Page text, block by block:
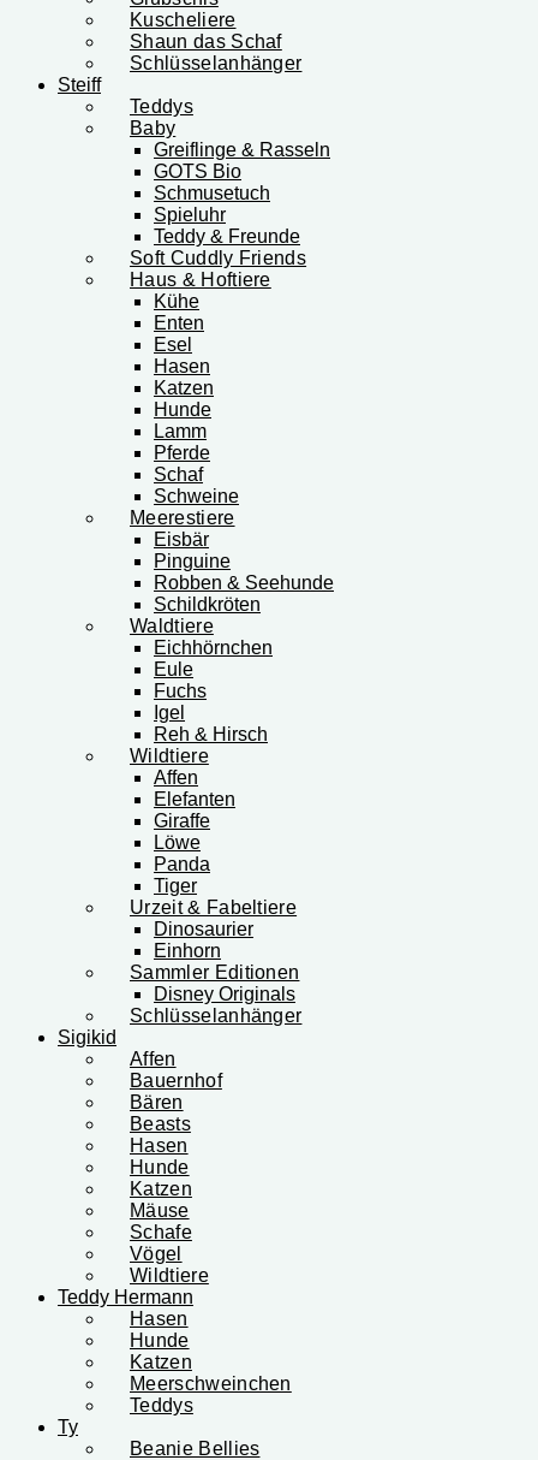
Kuscheliere
Shaun das Schaf
Schlüsselanhänger
Steiff
Teddys
Baby
Greiflinge & Rasseln
GOTS Bio
Schmusetuch
Spieluhr
Teddy & Freunde
Soft Cuddly Friends
Haus & Hoftiere
Kühe
Enten
Esel
Hasen
Katzen
Hunde
Lamm
Pferde
Schaf
Schweine
Meerestiere
Eisbär
Pinguine
Robben & Seehunde
Schildkröten
Waldtiere
Eichhörnchen
Eule
Fuchs
Igel
Reh & Hirsch
Wildtiere
Affen
Elefanten
Giraffe
Löwe
Panda
Tiger
Urzeit & Fabeltiere
Dinosaurier
Einhorn
Sammler Editionen
Disney Originals
Schlüsselanhänger
Sigikid
Affen
Bauernhof
Bären
Beasts
Hasen
Hunde
Katzen
Mäuse
Schafe
Vögel
Wildtiere
Teddy Hermann
Hasen
Hunde
Katzen
Meerschweinchen
Teddys
Ty
Beanie Bellies